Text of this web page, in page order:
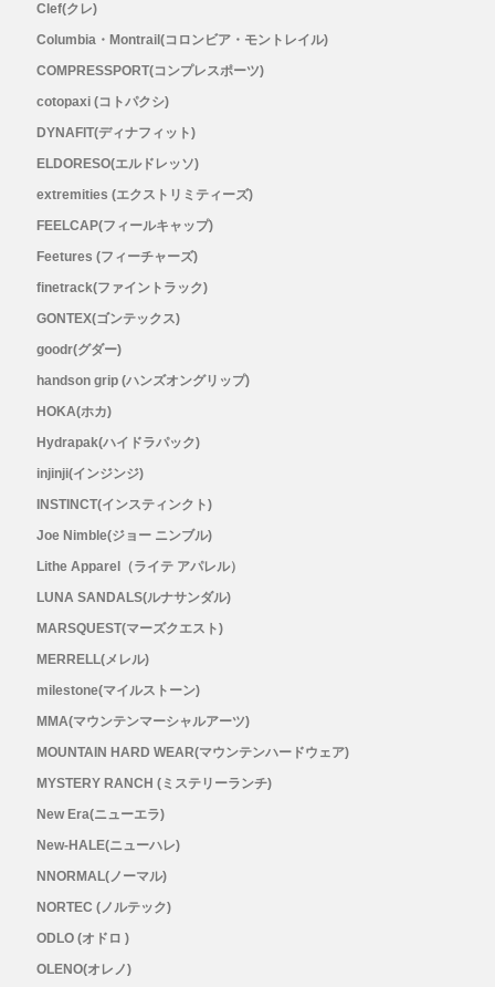
レディース
Clef(クレ)
Columbia・Montrail(コロンビア・モントレイル)
COMPRESSPORT(コンプレスポーツ)
cotopaxi (コトパクシ)
DYNAFIT(ディナフィット)
ELDORESO(エルドレッソ)
extremities (エクストリミティーズ)
FEELCAP(フィールキャップ)
Feetures (フィーチャーズ)
finetrack(ファイントラック)
GONTEX(ゴンテックス)
goodr(グダー)
handson grip (ハンズオングリップ)
HOKA(ホカ)
Hydrapak(ハイドラパック)
injinji(インジンジ)
INSTINCT(インスティンクト)
Joe Nimble(ジョー ニンブル)
Lithe Apparel（ライテ アパレル）
LUNA SANDALS(ルナサンダル)
MARSQUEST(マーズクエスト)
MERRELL(メレル)
milestone(マイルストーン)
MMA(マウンテンマーシャルアーツ)
MOUNTAIN HARD WEAR(マウンテンハードウェア)
MYSTERY RANCH (ミステリーランチ)
New Era(ニューエラ)
New-HALE(ニューハレ)
NNORMAL(ノーマル)
NORTEC (ノルテック)
ODLO (オドロ )
OLENO(オレノ)